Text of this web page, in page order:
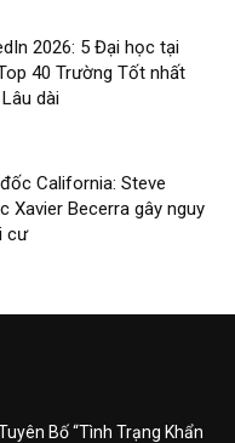
2026: 5 Đại học tại
40 Trường Tốt nhất
dài
California: Steve
Xavier Becerra gây nguy
cư
Bố “Tình Trạng Khẩn